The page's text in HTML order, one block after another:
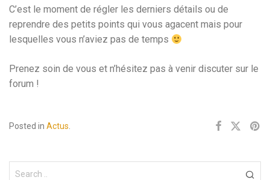
C’est le moment de régler les derniers détails ou de
reprendre des petits points qui vous agacent mais pour
lesquelles vous n’aviez pas de temps
Prenez soin de vous et n’hésitez pas à venir discuter sur le
forum !
Posted in Actus